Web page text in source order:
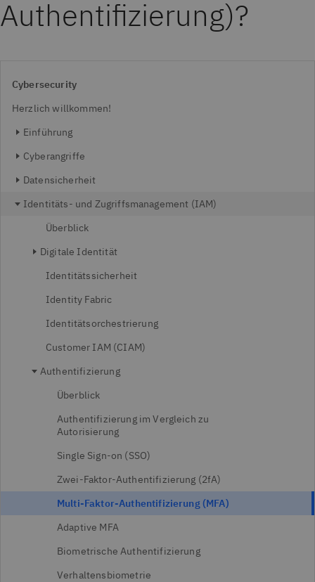
Authentifizierung)?
Cybersecurity
Herzlich willkommen!
Einführung
Cyberangriffe
Datensicherheit
Identitäts- und Zugriffsmanagement (IAM)
Überblick
Digitale Identität
Identitätssicherheit
Identity Fabric
Identitätsorchestrierung
Customer IAM (CIAM)
Authentifizierung
Überblick
Authentifizierung im Vergleich zu
Autorisierung
Single Sign-on (SSO)
Zwei-Faktor-Authentifizierung (2fA)
Multi-Faktor-Authentifizierung (MFA)
Adaptive MFA
Biometrische Authentifizierung
Verhaltensbiometrie